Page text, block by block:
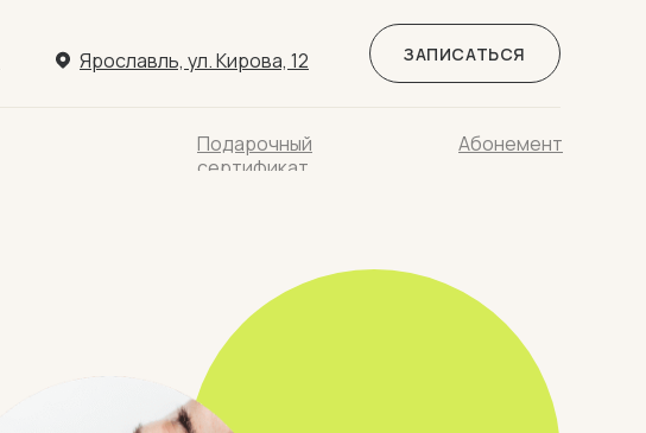
Подарочный
сертификат
Абонемент
ЗАПИСАТЬСЯ
Ярославль, ул. Кирова, 12